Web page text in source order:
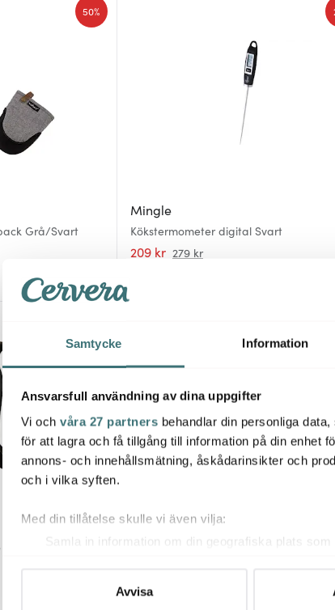
Samtycke Information
Ansvarsfull användning av dina uppgifter
Vi och våra 27 partners behandlar din personliga
för att lagra och få tillgång till information på din enhet
annons- och innehållsmätning, åskådarinsikter och
och i vilka syften.
Med din tillåtelse skulle vi även vilja:
Samla in information om din geografiska plats
eller dra tillbaka ditt samtycke när som helst från
Avvisa
Grå/Svart
50%
Mingle
Kökstermometer digital Svart
209 kr 279 kr
cm Svart
Aarke
I lager